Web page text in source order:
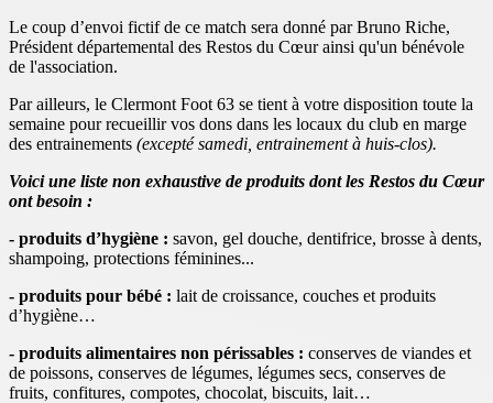
Le coup d’envoi fictif de ce match sera donné par Bruno Riche,
Président départemental des Restos du Cœur ainsi qu'un bénévole
de l'association.
Par ailleurs, le Clermont Foot 63 se tient à votre disposition toute la
semaine pour recueillir vos dons dans les locaux du club en marge
des entrainements (excepté samedi, entrainement à huis-clos).
Voici une liste non exhaustive de produits dont les Restos du Cœur
ont besoin :
- produits d’hygiène : savon, gel douche, dentifrice, brosse à dents,
shampoing, protections féminines...
- produits pour bébé : lait de croissance, couches et produits
d’hygiène…
- produits alimentaires non périssables : conserves de viandes et
de poissons, conserves de légumes, légumes secs, conserves de
fruits, confitures, compotes, chocolat, biscuits, lait…